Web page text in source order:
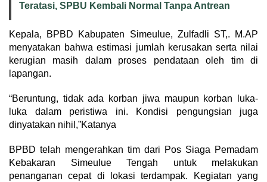
Teratasi, SPBU Kembali Normal Tanpa Antrean
Kepala, BPBD Kabupaten Simeulue, Zulfadli ST,. M.AP
menyatakan bahwa estimasi jumlah kerusakan serta nilai
kerugian masih dalam proses pendataan oleh tim di
lapangan.
“Beruntung, tidak ada korban jiwa maupun korban luka-
luka dalam peristiwa ini. Kondisi pengungsian juga
dinyatakan nihil,”Katanya
BPBD telah mengerahkan tim dari Pos Siaga Pemadam
Kebakaran Simeulue Tengah untuk melakukan
penanganan cepat di lokasi terdampak. Kegiatan yang